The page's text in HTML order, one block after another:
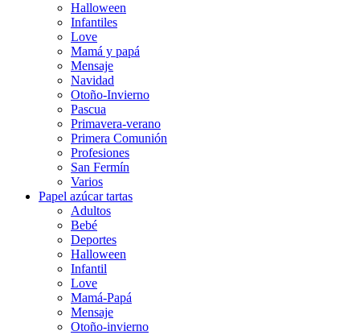
Halloween
Infantiles
Love
Mamá y papá
Mensaje
Navidad
Otoño-Invierno
Pascua
Primavera-verano
Primera Comunión
Profesiones
San Fermín
Varios
Papel azúcar tartas
Adultos
Bebé
Deportes
Halloween
Infantil
Love
Mamá-Papá
Mensaje
Otoño-invierno